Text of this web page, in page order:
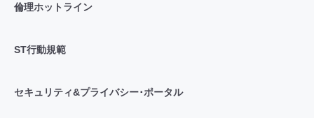
倫理ホットライン
ST行動規範
セキュリティ&プライバシー･ポータル